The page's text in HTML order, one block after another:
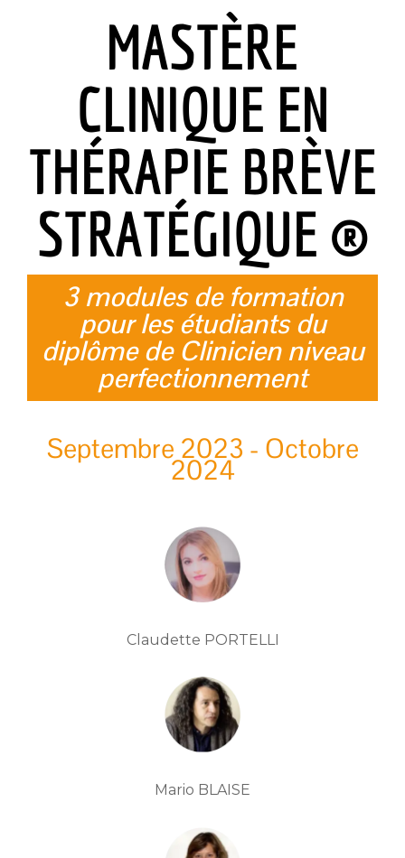
MASTÈRE
CLINIQUE EN
THÉRAPIE BRÈVE
STRATÉGIQUE ®
3 modules de formation
pour les étudiants du
diplôme de Clinicien niveau
perfectionnement
Septembre 2023 - Octobre
2024
Claudette PORTELLI
Mario BLAISE